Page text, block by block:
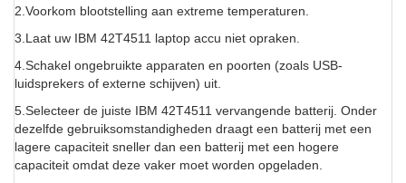
2.Voorkom blootstelling aan extreme temperaturen.
3.Laat uw IBM 42T4511 laptop accu niet opraken.
4.Schakel ongebruikte apparaten en poorten (zoals USB-
luidsprekers of externe schijven) uit.
5.Selecteer de juiste IBM 42T4511 vervangende batterij. Onder
dezelfde gebruiksomstandigheden draagt een batterij met een
lagere capaciteit sneller dan een batterij met een hogere
capaciteit omdat deze vaker moet worden opgeladen.